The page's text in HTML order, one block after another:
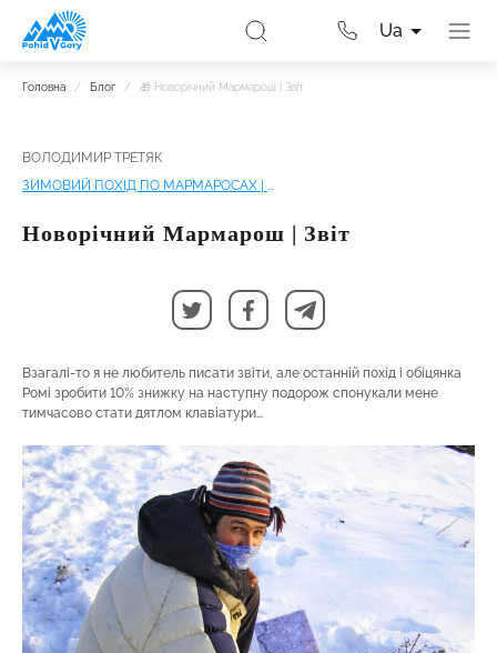
Ua
Головна / Блог / 🎁 Новорічний Мармарош | Звіт
ВОЛОДИМИР ТРЕТЯК
ЗИМОВИЙ ПОХІД ПО МАРМАРОСАХ | ТРИ ВЕРШИНИ
Новорічний Мармарош | Звіт
Взагалі-то я не любитель писати звіти, але останній похід і обіцянка
Ромі зробити 10% знижку на наступну подорож спонукали мене
тимчасово стати дятлом клавіатури…